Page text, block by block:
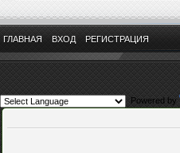
ГЛАВНАЯ ВХОД РЕГИСТРАЦИЯ
Powered by